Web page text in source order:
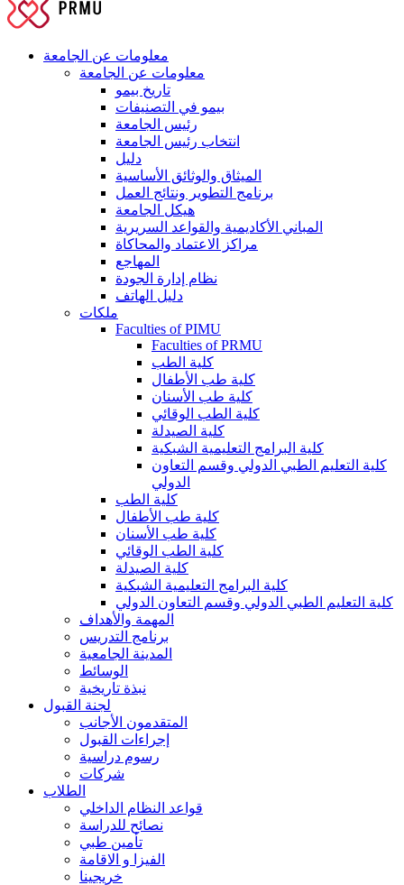
معلومات عن الجامعة
معلومات عن الجامعة
تاريخ بيمو
بيمو في التصنيفات
رئيس الجامعة
انتخاب رئيس الجامعة
دليل
الميثاق والوثائق الأساسية
برنامج التطوير ونتائج العمل
هيكل الجامعة
المباني الأكاديمية والقواعد السريرية
مراكز الاعتماد والمحاكاة
المهاجع
نظام إدارة الجودة
دليل الهاتف
ملكات
Faculties of PIMU
Faculties of PRMU
كلية الطب
كلية طب الأطفال
كلية طب الأسنان
كلية الطب الوقائي
كلية الصيدلة
كلية البرامج التعليمية الشبكية
كلية التعليم الطبي الدولي وقسم التعاون
الدولي
كلية الطب
كلية طب الأطفال
كلية طب الأسنان
كلية الطب الوقائي
كلية الصيدلة
كلية البرامج التعليمية الشبكية
كلية التعليم الطبي الدولي وقسم التعاون الدولي
المهمة والأهداف
برنامج التدريس
المدينة الجامعية
الوسائط
نبذة تاريخية
لجنة القبول
المتقدمون الأجانب
إجراءات القبول
رسوم دراسية
شركات
الطلاب
قواعد النظام الداخلي
نصائح للدراسة
تأمين طبي
الفيزا و الاقامة
خريجينا